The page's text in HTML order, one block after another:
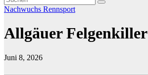
Nachwuchs Rennsport
Allgäuer Felgenkiller
Juni 8, 2026